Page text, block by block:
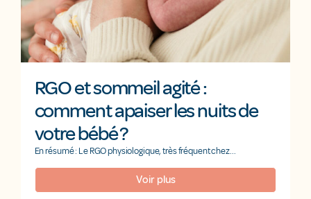
RGO et sommeil agité :
comment apaiser les nuits de
votre bébé ?
En résumé : Le RGO physiologique, très fréquent chez...
Voir plus